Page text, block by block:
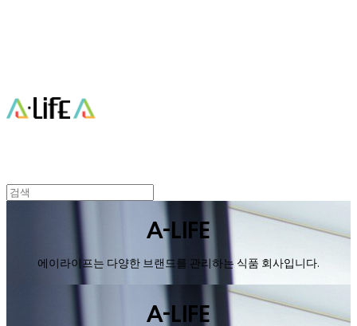
A-LIFE
에이라이프는 다양한 브랜드를 관리하는 식품 회사입니다.
A-LIFE